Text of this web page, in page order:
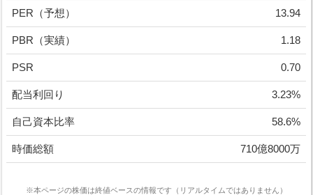
PER（予想） 13.94
PBR（実績） 1.18
PSR 0.70
配当利回り 3.23%
自己資本比率 58.6%
時価総額 710億8000万
※本ページの株価は終値ベースの情報です（リアルタイムではありません）